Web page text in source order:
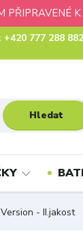
PŘIPRAVENÉ
Hledat
777 288 882
- II.jakost